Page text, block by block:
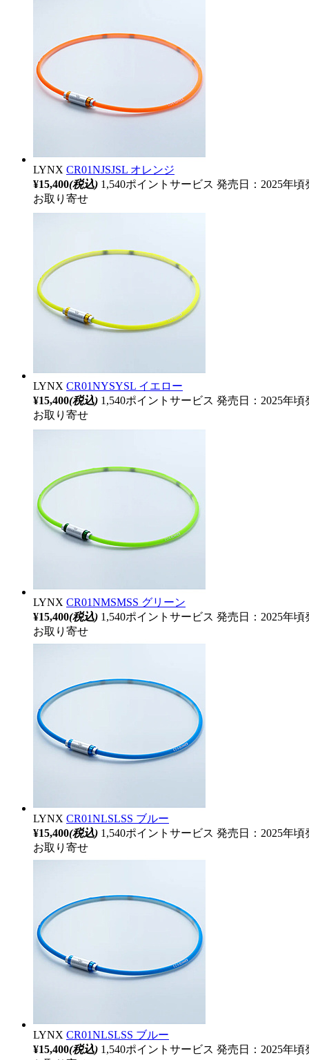
LYNX CR01NJSJSL オレンジ
¥15,400(税込) 1,540ポイントサービス 発売日：2025年頃
お取り寄せ
LYNX CR01NYSYSL イエロー
¥15,400(税込) 1,540ポイントサービス 発売日：2025年頃
お取り寄せ
LYNX CR01NMSMSS グリーン
¥15,400(税込) 1,540ポイントサービス 発売日：2025年頃
お取り寄せ
LYNX CR01NLSLSS ブルー
¥15,400(税込) 1,540ポイントサービス 発売日：2025年頃
お取り寄せ
LYNX CR01NLSLSS ブルー
¥15,400(税込) 1,540ポイントサービス 発売日：2025年頃